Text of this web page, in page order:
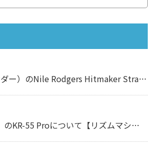
Fender（フェンダー）のNile Rodgers Hitmaker Stratocasterについて【エレキギター】
KORG（コルグ）のKR-55 Proについて【リズムマシン】